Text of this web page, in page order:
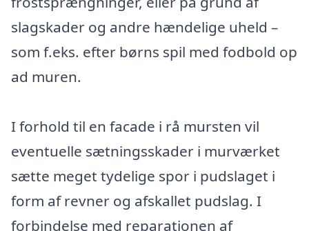
slagskader og andre hændelige uheld –
som f.eks. efter børns spil med fodbold op
ad muren.
I forhold til en facade i rå mursten vil
eventuelle sætningsskader i murværket
sætte meget tydelige spor i pudslaget i
form af revner og afskallet pudslag. I
forbindelse med reparationen af